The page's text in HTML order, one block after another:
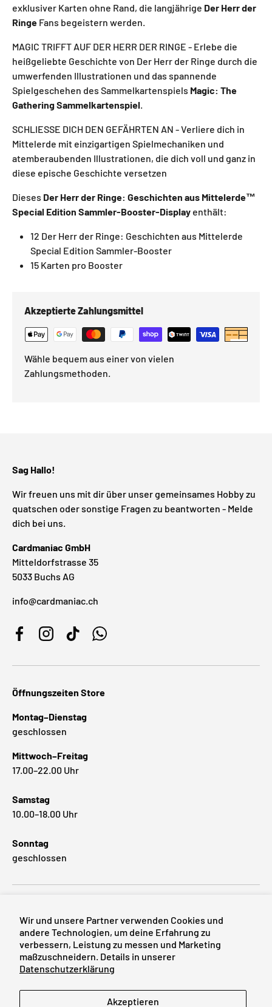
Wir und unsere Partner verwenden Cookies und
andere Technologien, um deine Erfahrung zu
verbessern, Leistung zu messen und Marketing
maßzuschneidern. Details in unserer
Datenschutzerklärung
Akzeptieren
exklusiver Karten ohne Rand, die langjährige Der Herr der
Ringe Fans begeistern werden.
MAGIC TRIFFT AUF DER HERR DER RINGE - Erlebe die
heißgeliebte Geschichte von Der Herr der Ringe durch die
umwerfenden Illustrationen und das spannende
Spielgeschehen des Sammelkartenspiels Magic: The
Gathering Sammelkartenspiel.
SCHLIESSE DICH DEN GEFÄHRTEN AN - Verliere dich in
Mittelerde mit einzigartigen Spielmechaniken und
atemberaubenden Illustrationen, die dich voll und ganz in
diese epische Geschichte versetzen
Dieses Der Herr der Ringe: Geschichten aus Mittelerde™
Special Edition Sammler-Booster-Display enthält:
12 Der Herr der Ringe: Geschichten aus Mittelerde
Special Edition Sammler-Booster
15 Karten pro Booster
Akzeptierte Zahlungsmittel
Wähle bequem aus einer von vielen
Zahlungsmethoden.
Sag Hallo!
Wir freuen uns mit dir über unser gemeinsames Hobby zu
quatschen oder sonstige Fragen zu beantworten - Melde
dich bei uns.
Cardmaniac GmbH
Mitteldorfstrasse 35
5033 Buchs AG
info@cardmaniac.ch
FacebookInstagramTikTokWhatsApp
Öffnungszeiten Store
Montag–Dienstag
geschlossen
Mittwoch–Freitag
17.00–22.00 Uhr
Samstag
10.00–18.00 Uhr
Sonntag
geschlossen
Zahlungsmethoden